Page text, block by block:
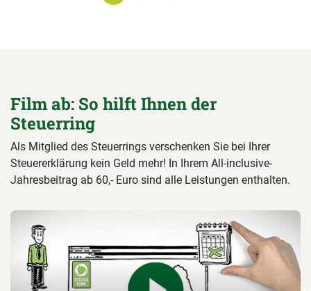
Film ab: So hilft Ihnen der
Steuerring
Als Mitglied des Steuerrings verschenken Sie bei Ihrer
Steuererklärung kein Geld mehr! In Ihrem All-inclusive-
Jahresbeitrag ab 60,- Euro sind alle Leistungen enthalten.